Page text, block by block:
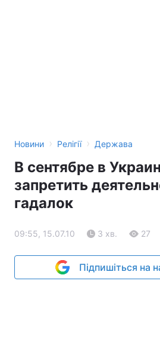
Новини › Релігії › Держава
В сентябре в
запретить
гадалок
09:55, 15.07.10 3 хв. 27
Підпишіться на